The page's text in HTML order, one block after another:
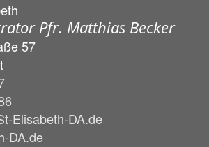
Pfr. Matthias Becker
57
Elisabeth-DA.de
DA.de